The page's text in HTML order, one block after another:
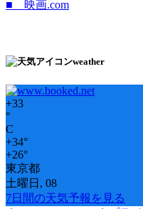
■ 映画.com
weather
+33
°
C
+34°
+26°
東京都
土曜日, 08
7日間の天気予報を見る